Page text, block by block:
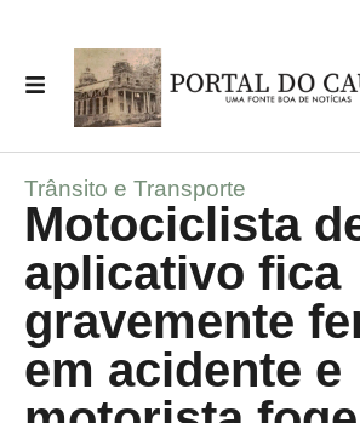
Trânsito e Transporte
Motociclista
aplicativo fica
gravemente
em acidente e